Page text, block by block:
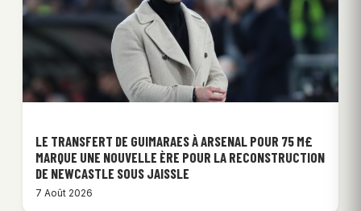
LE TRANSFERT DE GUIMARAES À ARSENAL POUR 75 M£
MARQUE UNE NOUVELLE ÈRE POUR LA RECONSTRUCTION
DE NEWCASTLE SOUS JAISSLE
7 Août 2026